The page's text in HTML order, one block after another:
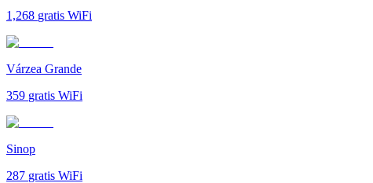
1,268 gratis WiFi
Várzea Grande
359 gratis WiFi
Sinop
287 gratis WiFi